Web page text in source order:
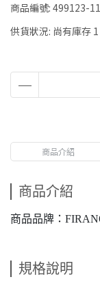
商品編號: 499123-11
供貨狀況: 尚有庫存 1
商品介紹
商品介紹
商品品牌：
規格說明